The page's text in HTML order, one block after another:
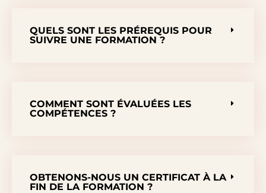
QUELS SONT LES PRÉREQUIS POUR
SUIVRE UNE FORMATION ?
COMMENT SONT ÉVALUÉES LES
COMPÉTENCES ?
OBTENONS-NOUS UN CERTIFICAT À LA
FIN DE LA FORMATION ?